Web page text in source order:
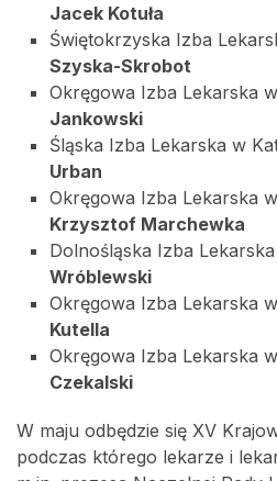
Jacek Kotuła
Świętokrzyska Izba
Szyska-Skrobot
Okręgowa Izba Lekarska
Jankowski
Śląska Izba Lekarska w
Urban
Okręgowa Izba Lekarska
Krzysztof Marchewka
Dolnośląska Izba
Wróblewski
Okręgowa Izba Lekarska
Kutella
Okręgowa Izba Lekarska
Czekalski
W maju odbędzie się XV
podczas którego lekarze i